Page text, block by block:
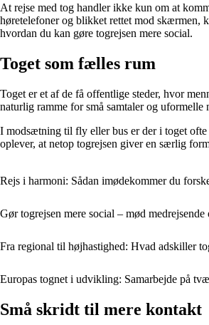
At rejse med tog handler ikke kun om at
høretelefoner og blikket rettet mod skærmen,
hvordan du kan gøre togrejsen mere social.
Toget som fælles rum
Toget er et af de få offentlige steder, hvor
naturlig ramme for små samtaler og uformelle
I modsætning til fly eller bus er der i toget
oplever, at netop togrejsen giver en særlig
Rejs i harmoni: Sådan imødekommer du
Gør togrejsen mere social – mød
Fra regional til højhastighed: Hvad adskiller
Europas tognet i udvikling: Samarbejde på
Små skridt til mere kontakt